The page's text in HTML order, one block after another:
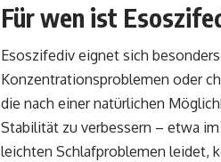
Für wen ist
Esoszifediv eignet sich
Konzentrationsproblemen oder
die nach einer natürlichen
Stabilität zu verbessern – etwa
leichten Schlafproblemen leidet,